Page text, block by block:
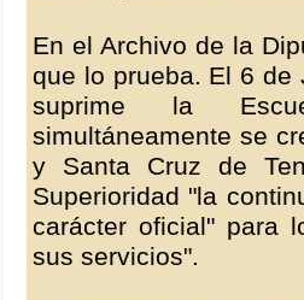
En el Archivo de la
que lo prueba. El 6 de
suprime la
simultáneamente se
y Santa Cruz de
Superioridad "la
carácter oficial" para
sus servicios".